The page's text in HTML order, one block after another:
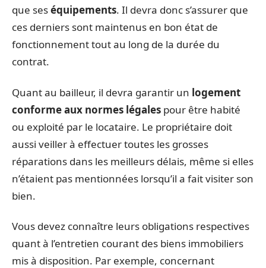
que seséquipements. Il devra donc s’assurer que
ces derniers sont maintenus en bon état de
fonctionnement tout au long de la durée du
contrat.
Quant au bailleur, il devra garantir un logement
conforme aux normes légales pour être habité
ou exploité par le locataire. Le propriétaire doit
aussi veiller à effectuer toutes les grosses
réparations dans les meilleurs délais, même si elles
n’étaient pas mentionnées lorsqu’il a fait visiter son
bien.
Vous devez connaître leurs obligations respectives
quant à l’entretien courant des biens immobiliers
mis à disposition. Par exemple, concernant